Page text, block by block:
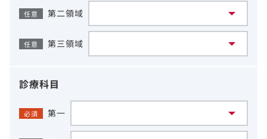
任意 第二領域
任意 第三領域
診療科目
必須 第一